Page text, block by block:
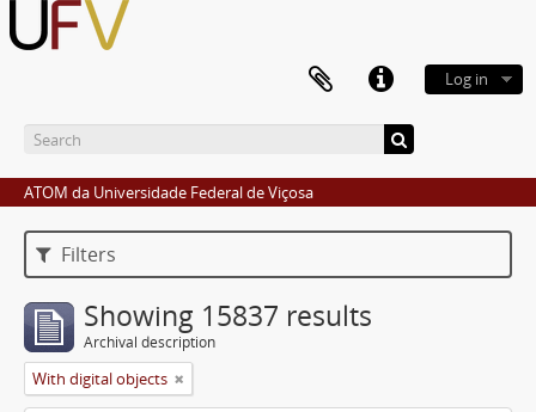
Log in
ATOM da Universidade Federal de Viçosa
Filters
Showing 15837 results
Archival description
With digital objects